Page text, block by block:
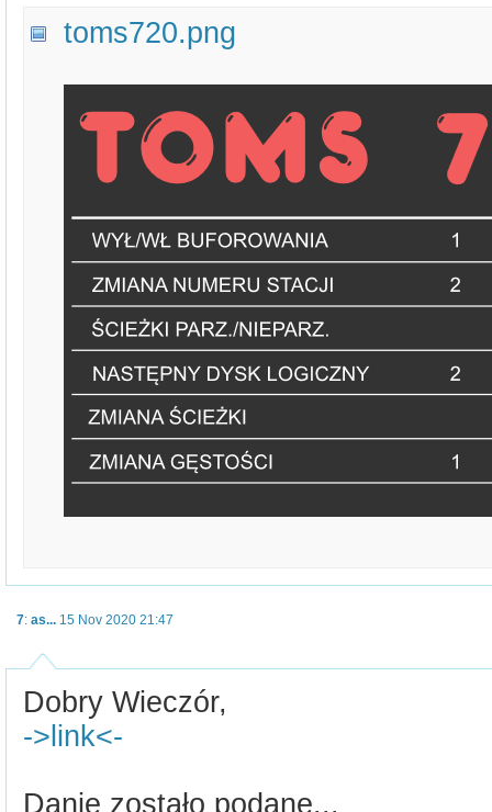
toms720.png
7: as... 15 Nov 2020 21:47
Dobry Wieczór,
->link<-
Danie zostało podane...